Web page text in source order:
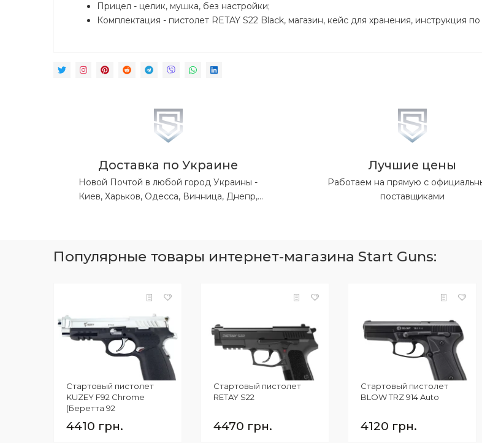
Прицел - целик, мушка, без настройки;
Комплектация - пистолет RETAY S22 Black, магазин, кейс для хранения, инструкция
Доставка по Украине
Новой Почтой в любой город Украины -
Киев, Харьков, Одесса, Винница, Днепр,
Сумы, Тернополь, Ужгород, Херсон,
Хмельницкий, Черкассы, Чернигов,
Лучшие цены
Работаем на прямую с
поставщиками
Популярные товары интернет-магазина Start Guns:
Стартовый пистолет
KUZEY F92 Chrome
(Беретта 92
4410 грн.
Стартовый пистолет
RETAY S22
4470 грн.
Стартовый пистолет
BLOW TRZ 914 Auto
4120 грн.